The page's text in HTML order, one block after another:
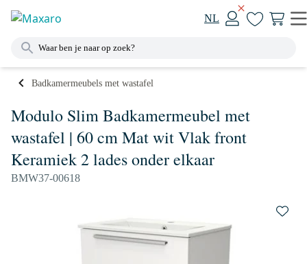
NL
Badkamermeubels met wastafel
Modulo Slim Badkamermeubel met
wastafel | 60 cm Mat wit Vlak front
Keramiek 2 lades onder elkaar
BMW37-00618